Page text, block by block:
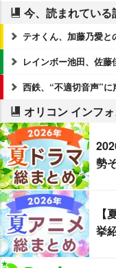
今、読まれている
テオくん、加藤乃愛と
レインボー池田、佐藤
西鉄、“不適切音声”に
オリコン インフ
勢
挙